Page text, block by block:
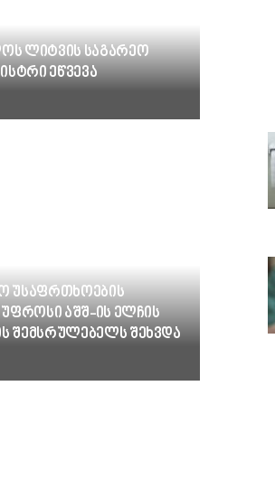
ლიტვის საგარეო
ეწვევა
უსაფრთხოების
უფროსი აშშ-ის ელჩის
შემსრულებელს შეხვდა